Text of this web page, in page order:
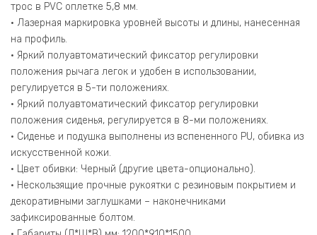
трос в PVC оплетке 5,8 мм.
• Лазерная маркировка уровней высоты и длины, нанесенная
на профиль.
• Яркий полуавтоматический фиксатор регулировки
положения рычага легок и удобен в использовании,
регулируется в 5-ти положениях.
• Яркий полуавтоматический фиксатор регулировки
положения сиденья, регулируется в 8-ми положениях.
• Сиденье и подушка выполнены из вспененного PU, обивка из
искусственной кожи.
• Цвет обивки: Черный (другие цвета-опционально).
• Нескользящие прочные рукоятки с резиновым покрытием и
декоративными заглушками – наконечниками
зафиксированные болтом.